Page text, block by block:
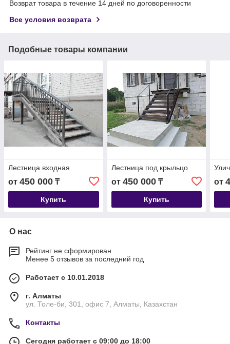
Возврат товара в течение 14 дней по договоренности
Все условия возврата
Подобные товары компании
Лестница входная
от 450 000 ₸
Купить
Лестница под крыльцо
от 450 000₸
Купить
от
О нас
Рейтинг не сформирован
Менее 5 отзывов за последний год
Работает с 10.01.2018
г. Алматы
ул. Толе-би, 301, офис 7, Алматы, Казахстан
Контакты
Сегодня работает с 09:00 до 18:00